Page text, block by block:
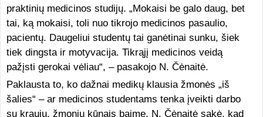
praktinių medicinos studijų. „Mokaisi be galo daug, bet
tai, ką mokaisi, toli nuo tikrojo medicinos pasaulio,
pacientų. Daugeliui studentų tai ganėtinai sunku, šiek
tiek dingsta ir motyvacija. Tikrąjį medicinos veidą
pažįsti gerokai vėliau“, – pasakojo N. Čėnaitė.
Paklausta to, ko dažnai medikų klausia žmonės „iš
šalies“ – ar medicinos studentams tenka įveikti darbo
su krauju, žmonių kūnais baimę, N. Čėnaitė sakė, kad